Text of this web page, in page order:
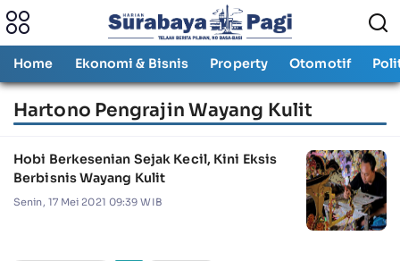
Home Ekonomi & Bisnis Property Otomotif
Hartono Pengrajin Wayang Kulit
Hobi Berkesenian Sejak Kecil, Kini Eksis
Berbisnis Wayang Kulit
Senin, 17 Mei 2021 09:39 WIB